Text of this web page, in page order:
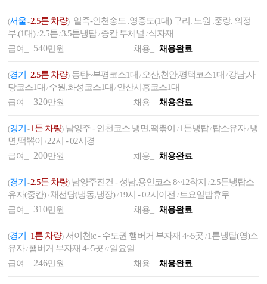
(서울-2.5톤 차량) 일죽-인천송도 .영종도(1대) 구리. 노원 .중랑. 의정
부.(1대)/ 2.5톤 /3.5톤냉탑/ 중칸 투체널/ 식자재
급여_ 540만원 채용_ 채용완료
(경기 -2.5톤 차량) 동탄~부평코스1대 / 오산,천안,평택코스1대 / 강남,사
당코스1대 / 수원,화성코스1대 / 안산시흥코스1대
급여_ 320만원 채용_ 채용완료
(경기 -1톤 차량) 남양주 - 인천코스 냉면,떡뽂이/ 1톤냉탑/ 탑소유자/ 냉
면,떡뽂이/ 22시 - 02시경
급여_200만원 채용_ 채용완료
(경기 -2.5톤 차량) 남양주진건 - 성남,용인코스 8~12착지/ 2.5톤냉탑소
유자(중칸)/ 채선당(냉동,냉장)/ 19시 - 02시이전/ 토요일밤휴무
급여_ 310만원 채용_ 채용완료
(경기 -1톤 차량) 서이천ic - 수도권 햄버거 부자재 4~5곳/ 1톤냉탑(영)소
유자/ 햄버거 부자재 4~5곳// 일요일
급여_246만원 채용_ 채용완료